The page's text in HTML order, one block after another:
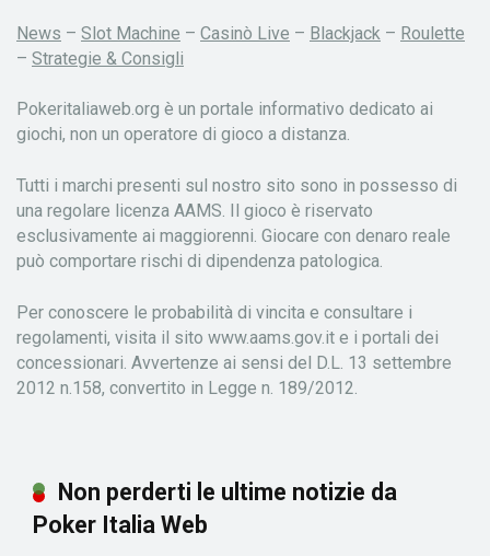
News – Slot Machine – Casinò Live – Blackjack – Roulette
– Strategie & Consigli
Pokeritaliaweb.org è un portale informativo dedicato ai
giochi, non un operatore di gioco a distanza.
Tutti i marchi presenti sul nostro sito sono in possesso di
una regolare licenza AAMS. Il gioco è riservato
esclusivamente ai maggiorenni. Giocare con denaro reale
può comportare rischi di dipendenza patologica.
Per conoscere le probabilità di vincita e consultare i
regolamenti, visita il sito www.aams.gov.it e i portali dei
concessionari. Avvertenze ai sensi del D.L. 13 settembre
2012 n.158, convertito in Legge n. 189/2012.
Non perderti le ultime notizie da
Poker Italia Web